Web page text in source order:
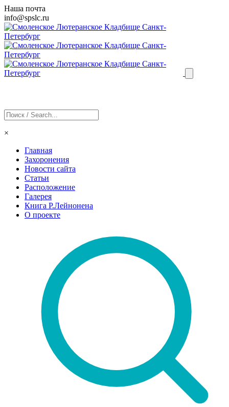
Наша почта
info@spslc.ru
×
Главная
Захоронения
Новости сайта
Статьи
Расположение
Галерея
Книга Р.Лейнонена
О проекте